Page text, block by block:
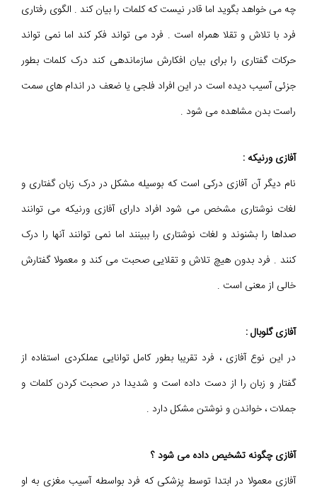
چه می خواهد بگوید اما قادر نیست که کلمات را بیان کند . الگوی رفتاری
فرد با تلاش و تقلا همراه است . فرد می تواند فکر کند اما نمی تواند
حرکات گفتاری را برای بیان افکارش سازماندهی کند درک کلمات بطور
جزئی آسیب دیده است در این افراد فلجی یا ضعف در اندام های سمت
راست بدن مشاهده می شود .
آفازی ورنیکه :
نام دیگر آن آفازی درکی است که بوسیله مشکل در درک زبان گفتاری و
لغات نوشتاری مشخص می شود افراد دارای آفازی ورنیکه می توانند
صداها را بشنوند و لغات نوشتاری را ببینند اما نمی توانند آنها را درک
کنند . فرد بدون هیچ تلاش و تقلایی صحبت می کند و معمولا گفتارش
خالی از معنی است .
آفازی گلوبال :
در این نوع آفازی ، فرد تقریبا بطور کامل توانایی عملکردی استفاده از
گفتار و زبان را از دست داده است و شدیدا در صحبت کردن کلمات و
جملات ، خواندن و نوشتن مشکل دارد .
آفازی چگونه تشخیص داده می شود ؟
آفازی معمولا در ابتدا توسط پزشکی که فرد بواسطه آسیب مغزی به او